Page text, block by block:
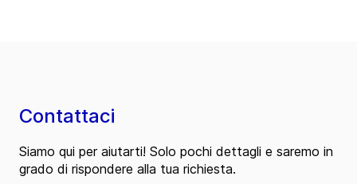
Contattaci
Siamo qui per aiutarti! Solo pochi dettagli e saremo in
grado di rispondere alla tua richiesta.